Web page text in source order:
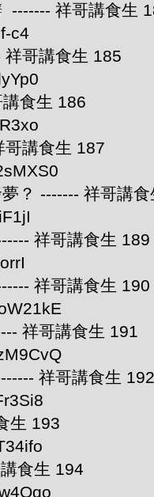
------- 祥哥講食生
c4
哥講食生 185
食生 186
講食生 187
？ ------- 祥哥講
祥哥講食生 189
祥哥講食生 190
祥哥講食生 191
祥哥講食生 192
生 193
食生 194